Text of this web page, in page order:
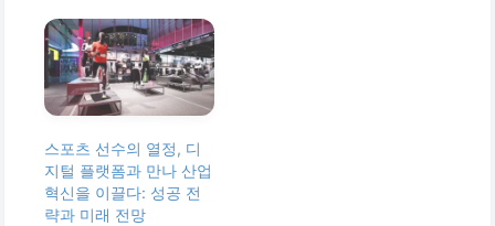
는 데 효과적입니다. 가
로 훅은 상대방의 가드를
통과하거나 더 넓은 범위
에서 공격할 때 유용합니
다. 세로 훅(Vertical
Hook): 세로 훅은 손바닥
이 자신을 향하게 하여
수행하는 기술로,…
스포츠 선수의 열정, 디
지털 플랫폼과 만나 산업
혁신을 이끌다: 성공 전
략과 미래 전망